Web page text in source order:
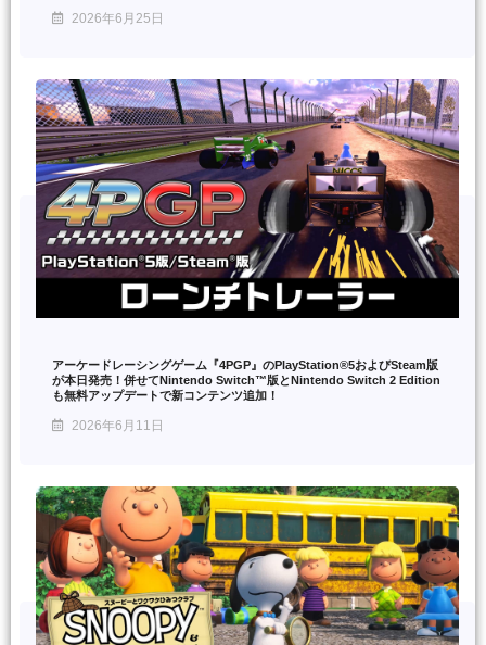
2026年6月25日
アーケードレーシングゲーム『4PGP』のPlayStation®5およびSteam版
が本日発売！併せてNintendo Switch™版とNintendo Switch 2 Edition
も無料アップデートで新コンテンツ追加！
2026年6月11日